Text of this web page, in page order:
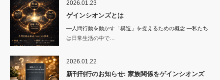
2026.01.23
ゲインシオンズとは
―人間行動を動かす「構造」を捉えるための概念 ―私たち
は日常生活の中で…
2026.01.22
新刊刊行のお知らせ: 家族関係をゲインシオンズ